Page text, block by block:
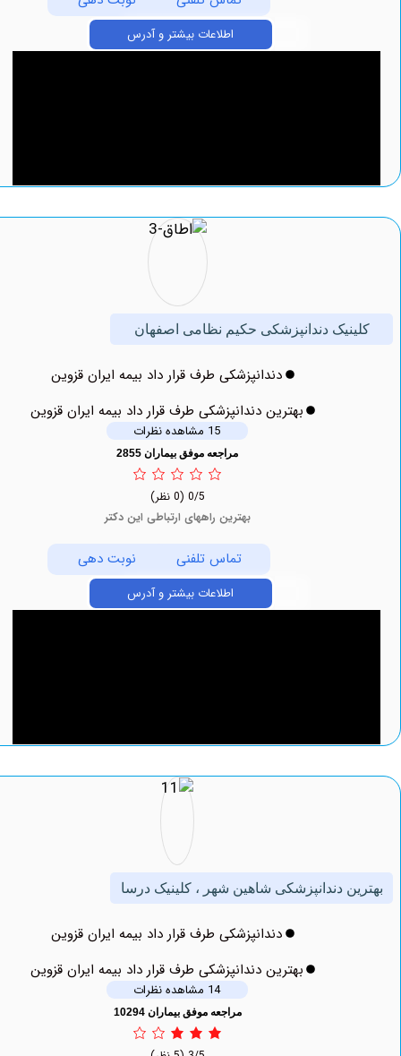
اطلاعات بیشتر و آدرس
دندانپزشکی حکیم نظامی اصفهان
دندانپزشکی طرف قرار داد بیمه ایران قزوین
بهترین دندانپزشکی طرف قرار داد بیمه ایران قزوین
مراجعه موفق بیماران 2855
بهترین راههای ارتباطی این دکتر
تماس تلفنی نوبت دهی
اطلاعات بیشتر و آدرس
دندانپزشکی شاهین شهر ، کلینیک درسا
دندانپزشکی طرف قرار داد بیمه ایران قزوین
بهترین دندانپزشکی طرف قرار داد بیمه ایران قزوین
مراجعه موفق بیماران 10294